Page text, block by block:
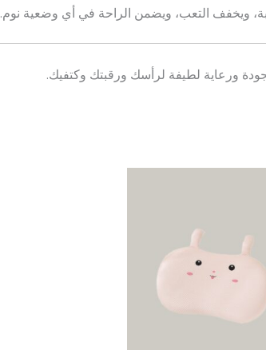
ويخفف التعب، ويضمن الراحة في أي وضعية نوم.
ورعاية لطيفة لرأسك ورقبتك وكتفيك.